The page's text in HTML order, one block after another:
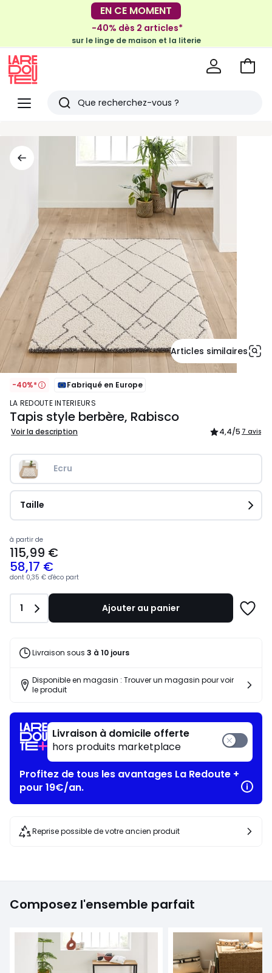
-30€ tous les 100€*
sur le meuble & la déco
EN CE MOMENT
-40% dès 2 articles*
sur le linge de maison et la literie
Menu
Redoute
Rechercher
Voir
Articles similaires
-40%*
Fabriqué en Europe
LA REDOUTE INTERIEURS
Tapis style berbère, Rabisco
Voir la description 4,4/5 7 avis
Ecru
Taille
Prix
à
partir
de
souscrivez
à
programme
pour
payer
place
58,17
à partir de
58,17 €
115,99 €
dont 0,35 € d'éco part
Quantité
1 Ajouter au panier
Livraison sous 3 à 10 jours
Disponible en magasin : Trouver un magasin pour voir
le produit
Livraison à domicile offerte
hors produits marketplace
Profitez de tous les avantages La Redoute +
pour 19€/an.
Reprise possible de votre ancien produit
Composez l'ensemble parfait